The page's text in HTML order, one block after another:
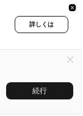
詳しくは
続行